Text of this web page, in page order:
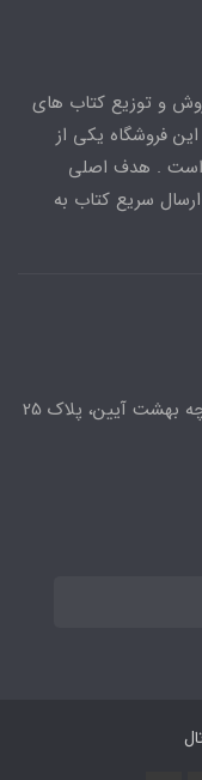
و توزیع کتاب های
فروشگاه یکی از
است . هدف اصلی
سریع کتاب به
بهشت آیین، پلاک 25